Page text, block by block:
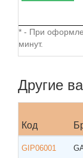
* - При
минут.
Другие
Код
GIP06001